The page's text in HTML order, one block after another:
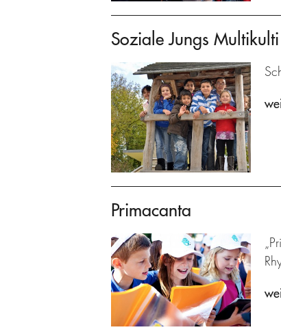
Soziale Jungs Multikulti
Primacanta